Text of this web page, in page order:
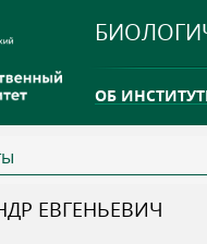
ОБ
ТГУ ОТКРЫЛ
ЕВГЕНЬЕВИЧ